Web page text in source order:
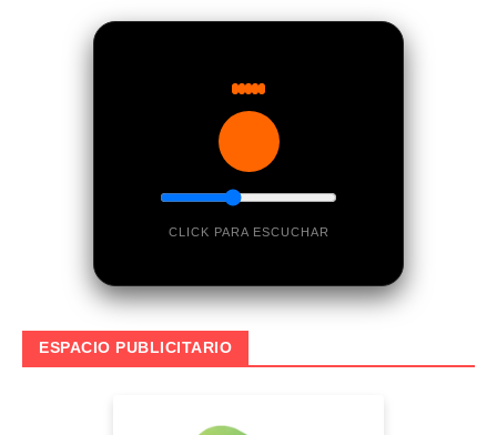
CLICK PARA ESCUCHAR
ESPACIO PUBLICITARIO